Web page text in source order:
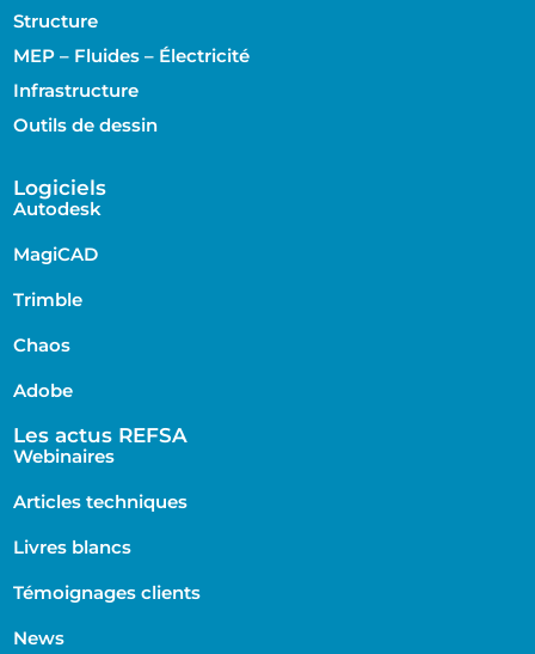
Structure
MEP – Fluides – Électricité
Infrastructure
Outils de dessin
Logiciels
Autodesk
MagiCAD
Trimble
Chaos
Adobe
Les actus REFSA
Webinaires
Articles techniques
Livres blancs
Témoignages clients
News